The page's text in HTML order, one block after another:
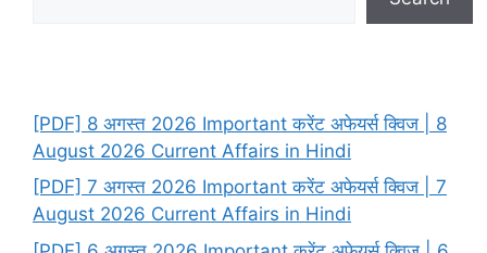
[PDF] 8 अगस्त 2026 Important करेंट अफेयर्स क्विज | 8
August 2026 Current Affairs in Hindi
[PDF] 7 अगस्त 2026 Important करेंट अफेयर्स क्विज | 7
August 2026 Current Affairs in Hindi